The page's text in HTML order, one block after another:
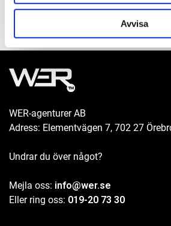
Avvisa
WER-agenturer AB
Adress: Elementvägen 7, 702 27
Undrar du över något?
Mejla oss: info@wer.se
Eller ring oss: 019-20 73 30